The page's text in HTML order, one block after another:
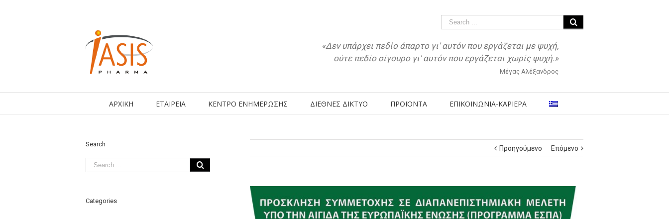
«Δεν υπάρχει πεδίο άπαρτο γι' αυτόν που εργάζεται με ψυχή,
ούτε πεδίο σίγουρο γι' αυτόν που εργάζεται χωρίς ψυχή.»
Μέγας Αλέξανδρος
ΑΡΧΙΚΗ ΕΤΑΙΡΕΙΑ ΚΕΝΤΡΟ ΕΝΗΜΕΡΩΣΗΣ ΔΙΕΘΝΕΣ ΔΙΚΤΥΟ ΠΡΟΪΟΝΤΑ ΕΠΙΚΟΙΝΩΝΙΑ-ΚΑΡΙΕΡΑ
Προηγούμενο Επόμενο
View
Larger
Image
Search
Categories